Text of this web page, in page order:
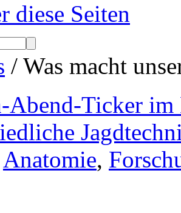
diese Seiten
/ Was macht
Abend-Ticker im
Anatomie,